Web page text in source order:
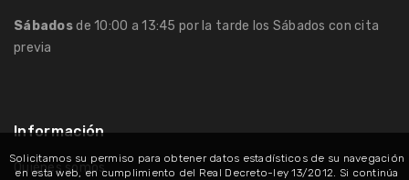
Sábadosde 10:00 a 13:45 por la tarde los Sábados con cita
previa
Información
Quiénes somos
Solicitamos su permiso para obtener datos estadísticos de su navegación
en esta web, en cumplimiento del Real Decreto-ley 13/2012. Si continúa